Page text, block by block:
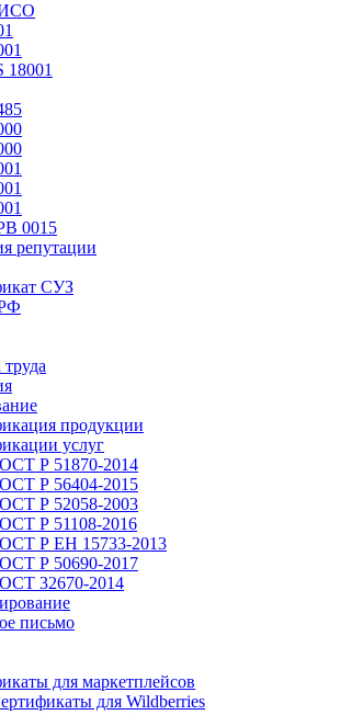
ИСО
18001
0015
репутации
СУЗ
продукции
услуг
Р 51870-2014
Р 56404-2015
Р 52058-2003
Р 51108-2016
Р ЕН 15733-2013
Р 50690-2017
32670-2014
письмо
для маркетплейсов
для Wildberries